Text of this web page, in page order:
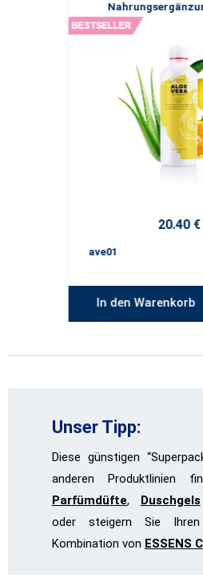
20.40 €
ave01
In den Warenkorb
Unser Tipp:
Diese günstigen
anderen Produktlinien
Parfümdüfte, Duschgels
oder steigern Sie
Kombination von ESSENS